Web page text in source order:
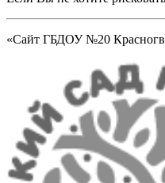
«Сайт ГБДОУ №20